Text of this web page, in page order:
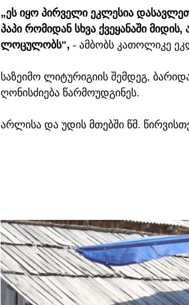
„ეს იყო პირველი ეკლესია
პაპი რომიდან სხვა ქვეყანაში
ლოცულობს", - ამბობს კათოლიკე
საზეიმო ლიტურიგიის შემდეგ,
ღონისძიება წარმოუდგინეს.
არლისა და უდის მთებში წმ.